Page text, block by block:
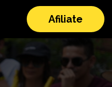
Afiliate